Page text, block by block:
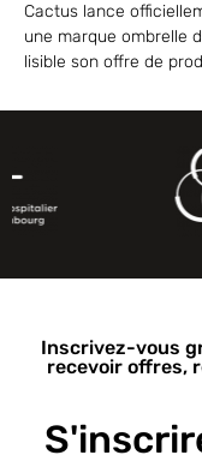
Cactus lance
une marque ombrelle
lisible son offre de
Inscrivez-vous
recevoir offres,